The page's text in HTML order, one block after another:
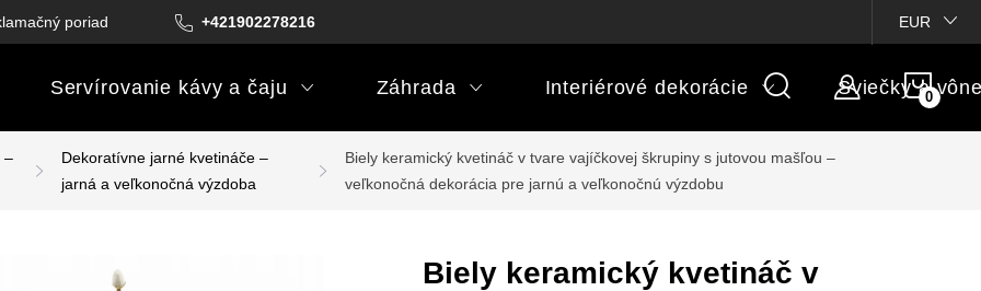
+421902278216
poriadok Podmienky darčekových poukazov Vlastné popisy produktov
EUR
Servírovanie kávy a čaju Záhrada Interiérové dekorácie Sviečky a
–
Dekoratívne jarné kvetináče –
jarná a veľkonočná výzdoba
Biely keramický kvetináč v tvare vajíčkovej škrupiny s jutovou mašľou –
veľkonočná dekorácia pre jarnú a veľkonočnú výzdobu
Biely keramický kvetináč v